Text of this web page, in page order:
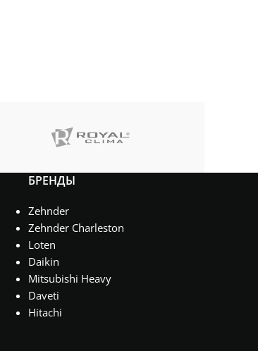
БРЕНДЫ
Zehnder
Zehnder Charleston
Loten
Daikin
Mitsubishi Heavy
Daveti
Hitachi